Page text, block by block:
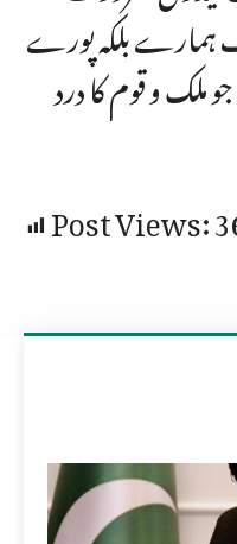
ہمارے بلکہ پورے
ملک و قوم کا درد
Post Views: